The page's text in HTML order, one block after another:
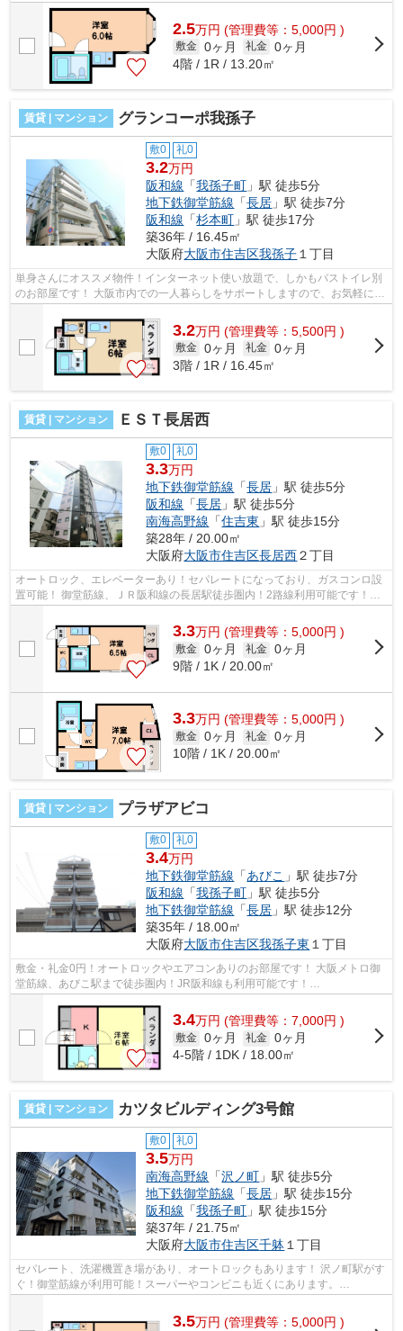
オススメ物件です。 ■□■□■□■□■□■□■□■□...
2.5万円 (管理費等：5,000円 )
敷金 0ヶ月 礼金 0ヶ月
4階 / 1R / 13.20㎡
賃貸 | マンション グランコーポ我孫子
敷0 礼0
3.2万円
阪和線 「我孫子町 」駅 徒歩5分
地下鉄御堂筋線 「長居 」駅 徒歩7分
阪和線 「杉本町 」駅 徒歩17分
築36年 / 16.45㎡
大阪府大阪市住吉区我孫子 １丁目
単身さんにオススメ物件！インターネット使い放題で、しかもバストイレ別
のお部屋です！ 大阪市内での一人暮らしをサポートしますので、お気軽にお
3.2万円 (管理費等：5,500円 )
敷金 0ヶ月 礼金 0ヶ月
3階 / 1R / 16.45㎡
賃貸 | マンション ＥＳＴ長居西
敷0 礼0
3.3万円
地下鉄御堂筋線 「長居 」駅 徒歩5分
阪和線 「長居 」駅 徒歩5分
南海高野線 「住吉東 」駅 徒歩15分
築28年 / 20.00㎡
大阪府大阪市住吉区長居西２丁目
オートロック、エレベーターあり！セパレートになっており、ガスコンロ設
置可能！ 御堂筋線、ＪＲ阪和線の長居駅徒歩圏内！2路線利用可能です！
■□■□■□■□■□■□■□■□■□■□■□■□■□■□■□■□■□...
3.3万円 (管理費等：5,000円 )
敷金 0ヶ月 礼金 0ヶ月
9階 / 1K / 20.00㎡
3.3万円 (管理費等：5,000円 )
敷金 0ヶ月 礼金 0ヶ月
10階 / 1K / 20.00㎡
賃貸 | マンション プラザアビコ
敷0 礼0
3.4万円
地下鉄御堂筋線 「あびこ 」駅 徒歩7分
阪和線 「我孫子町 」駅 徒歩5分
地下鉄御堂筋線 「長居 」駅 徒歩12分
築35年 / 18.00㎡
大阪府大阪市住吉区我孫子東 １丁目
敷金・礼金0円！オートロックやエアコンありのお部屋です！ 大阪メトロ御
堂筋線、あびこ駅まで徒歩圏内！JR阪和線も利用可能です！
■□■□■□■□■□■□■□■□■□■□■□■□■□■□■□■□■□■□■□■□ ご覧...
3.4万円 (管理費等：7,000円 )
敷金 0ヶ月 礼金 0ヶ月
4-5階 / 1DK / 18.00㎡
賃貸 | マンション カツタビルディング3号館
敷0 礼0
3.5万円
南海高野線 「沢ノ町 」駅 徒歩5分
地下鉄御堂筋線 「長居 」駅 徒歩15分
阪和線 「我孫子町 」駅 徒歩15分
築37年 / 21.75㎡
大阪府大阪市住吉区千躰１丁目
セパレート、洗濯機置き場があり、オートロックもあります！ 沢ノ町駅がす
ぐ！御堂筋線が利用可能！スーパーやコンビニも近くにあります。
■□■□■□■□■□■□■□■□■□■□■□■□■□■□■□■□■□■□■□■...
3.5万円 (管理費等：5,000円 )